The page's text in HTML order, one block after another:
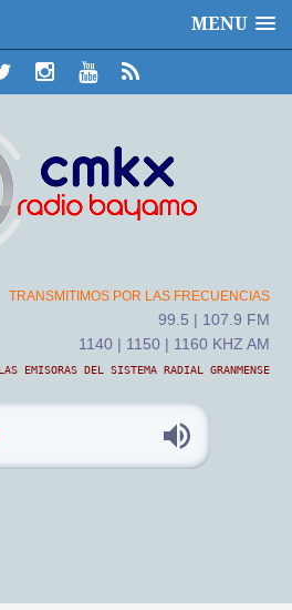
MENU
TRANSMITIMOS POR LAS FRECUENCIAS
99.5 | 107.9 FM
1140 | 1150 | 1160 KHZ AM
EMISORAS DEL SISTEMA RADIAL GRANMENSE